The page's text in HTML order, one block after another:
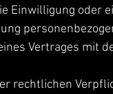
Einwilligung
Vertrages mit
rechtlichen